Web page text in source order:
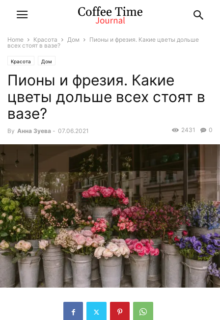
Home Красота Дом
Пионы и фрезия. Какие цветы дольше
всех стоят в вазе?
Красота Дом
Пионы и фрезия. Какие
цветы дольше всех стоят в
вазе?
By Анна Зуева - 07.06.2021 0
2431